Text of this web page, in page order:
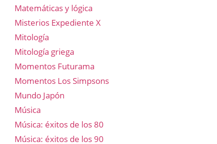
Matemáticas y lógica
Misterios Expediente X
Mitología
Mitología griega
Momentos Futurama
Momentos Los Simpsons
Mundo Japón
Música
Música: éxitos de los 80
Música: éxitos de los 90